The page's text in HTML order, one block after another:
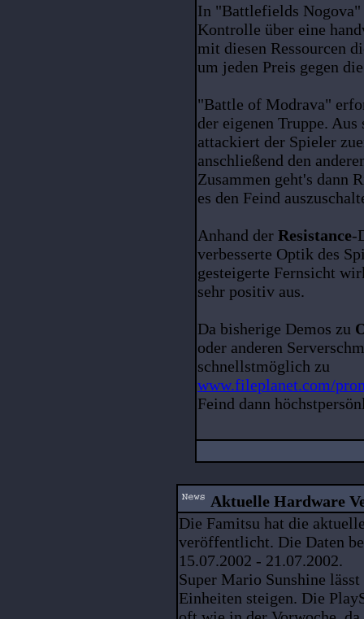
In "Battlefields
Kontrolle über eine
mit diesen Ressourcen
um jeden Preis gegen
"Battle of Modrava"
der eigenen Truppe.
attackiert der Spieler
anschließend den
Zusammen geht's dann
es den Feind
Anhand der Resistance-
verbesserte Optik des
gesteigerte Fernsicht
sehr positiv aus.
Da bisherige Demos zu
oder anderen
schnellstmöglich zu
www.fileplanet.com/
Feind dann
Aktuelle Hardware
Die Famitsu hat die
veröffentlicht. Die Daten
15.07.2002 - 21.07.2002.
Super Mario Sunshine
Einheiten steigen. Die